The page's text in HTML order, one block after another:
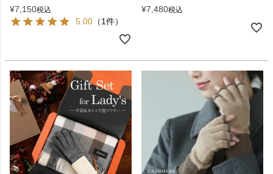
¥7,150税込
5.00 （1件）
¥7,480税込